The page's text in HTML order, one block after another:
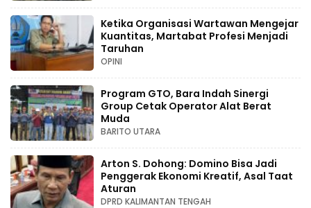
Ketika Organisasi Wartawan Mengejar
Kuantitas, Martabat Profesi Menjadi
Taruhan
OPINI
Program GTO, Bara Indah Sinergi
Group Cetak Operator Alat Berat
Muda
BARITO UTARA
Arton S. Dohong: Domino Bisa Jadi
Penggerak Ekonomi Kreatif, Asal Taat
Aturan
DPRD KALIMANTAN TENGAH